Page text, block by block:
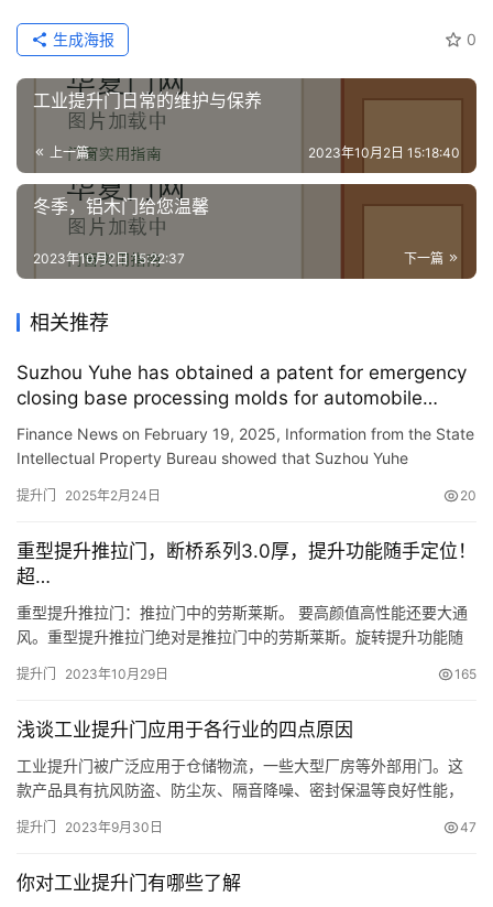
0
生成海报
工业提升门日常的维护与保养
上一篇 2023年10月2日 15:18:40
冬季，铝木门给您温馨
下一篇
2023年10月2日 15:22:37
相关推荐
Suzhou Yuhe has obtained a patent for emergency
closing base processing molds for automobile
doors with good cooling effect, improving the
plastic efficiency of emergency closing bases for
automobile doors
Finance News on February 19, 2025, Information from the State
Intellectual Property Bureau showed that Suzhou Yuhe
提升门 2025年2月24日 20
重型提升推拉门，断桥系列3.0厚，提升功能随手定位！
超…
重型提升推拉门：推拉门中的劳斯莱斯。 要高颜值高性能还要大通
风。重型提升推拉门绝对是推拉门中的劳斯莱斯。旋转提升功能随
定防爆滑轮，推拉手感沉稳丝滑安全静音。门扇中间采用窄框极简
受大视野。两轨三轨纱门均可以定制，满足您的私家空间需求。一
款好…
提升门 2023年10月29日 165
浅谈工业提升门应用于各行业的四点原因
工业提升门被广泛应用于仓储物流，一些大型厂房等外部用门。这
款产品具有抗风防盗、防尘灰、隔音降噪、密封保温等良好性能，
喜爱，那工业提升门具备哪些被大家所认可的原因呢，以下简单带
业提升门门板材质为彩钢板，门板厚度40mm，门体坚固牢固、安
提升门 2023年9月30日 47
你对工业提升门有哪些了解